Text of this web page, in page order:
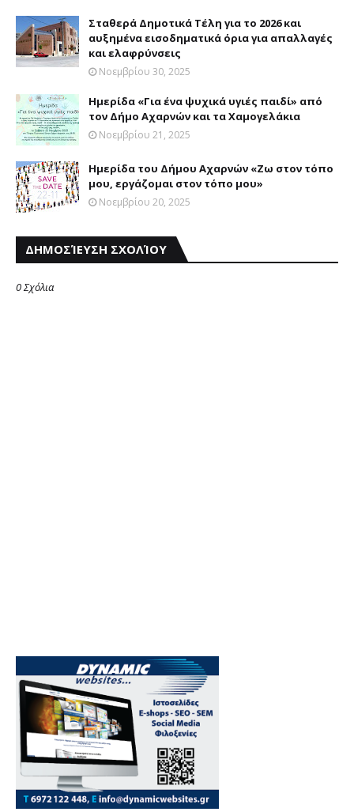
Σταθερά Δημοτικά Τέλη για το 2026 και
αυξημένα εισοδηματικά όρια για απαλλαγές
και ελαφρύνσεις
Νοεμβρίου 30, 2025
Ημερίδα «Για ένα ψυχικά υγιές παιδί» από
τον Δήμο Αχαρνών και τα Χαμογελάκια
Νοεμβρίου 21, 2025
Ημερίδα του Δήμου Αχαρνών «Ζω στον τόπο
μου, εργάζομαι στον τόπο μου»
Νοεμβρίου 20, 2025
ΔΗΜΟΣΊΕΥΣΗ ΣΧΟΛΊΟΥ
0 Σχόλια